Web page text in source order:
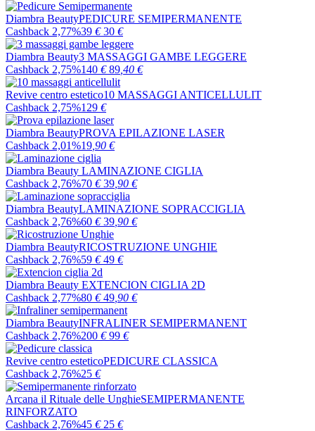
Diambra BeautyPEDICURE SEMIPERMANENTE
Cashback 2,77%39 € 30 €
Diambra Beauty3 MASSAGGI GAMBE LEGGERE
Cashback 2,75%140 € 89 ,40 €
Revive centro estetico10 MASSAGGI ANTICELLULIT
Cashback 2,75%129 €
Diambra BeautyPROVA EPILAZIONE LASER
Cashback 2,01%19 ,90 €
Diambra Beauty LAMINAZIONE CIGLIA
Cashback 2,76%70 € 39 ,90 €
Diambra BeautyLAMINAZIONE SOPRACCIGLIA
Cashback 2,76%60 € 39 ,90 €
Diambra BeautyRICOSTRUZIONE UNGHIE
Cashback 2,76%59 € 49 €
Diambra Beauty EXTENCION CIGLIA 2D
Cashback 2,77%80 € 49 ,90 €
Diambra BeautyINFRALINER SEMIPERMANENT
Cashback 2,76%200 € 99 €
Revive centro esteticoPEDICURE CLASSICA
Cashback 2,76%25 €
Arcana il Rituale delle UnghieSEMIPERMANENTE
RINFORZATO
Cashback 2,76%45 € 25 €